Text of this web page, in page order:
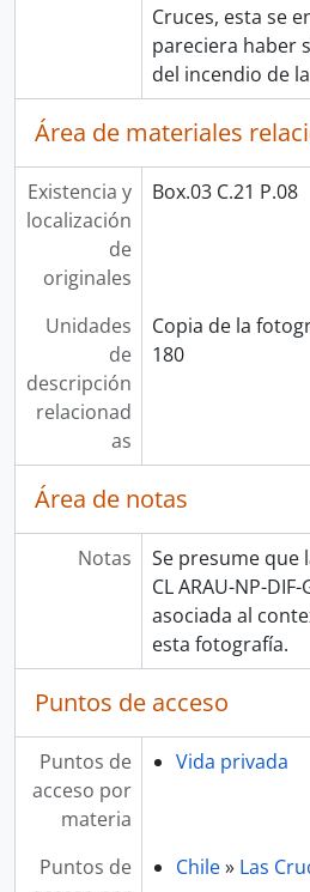
Cruces, esta se
pareciera haber
del incendio de
Área de materiales
Existencia y
localización
de
originales
Box.03 C.21 P.08
Unidades
de
descripción
relacionad
as
Copia de la
180
Área de notas
Notas
Se presume que
CL ARAU-NP-
asociada al
esta fotografía.
Puntos de acceso
Puntos de
acceso por
materia
Vida privada
Puntos de
Chile» Las